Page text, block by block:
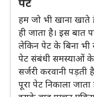
हम जो भी खाना
ही जाता है। इस बात
लेकिन पेट के बिना भी
पेट संबंधी समस्याओं के
सर्जरी करवानी
पूरा पेट निकाला जाता